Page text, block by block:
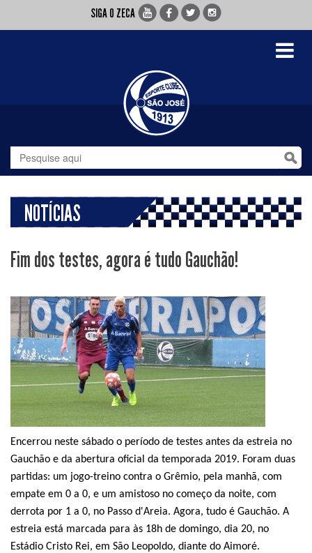
SIGA O ZECA
Toggle
NOTÍCIAS
Fim dos testes, agora é tudo Gauchão!
Encerrou neste sábado o período de testes antes da estreia no
Gauchão e da abertura oficial da temporada 2019. Foram duas
partidas: um jogo-treino contra o Grêmio, pela manhã, com
empate em 0 a 0, e um amistoso no começo da noite, com
derrota por 1 a 0, no Passo d'Areia. Agora, tudo é Gauchão. A
estreia está marcada para às 18h de domingo, dia 20, no
Estádio Cristo Rei, em São Leopoldo, diante do Aimoré.